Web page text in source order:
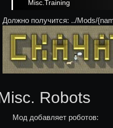
Misc.Training
Должно получится: ../Mods/
Robots
Мод добавляет роботов: